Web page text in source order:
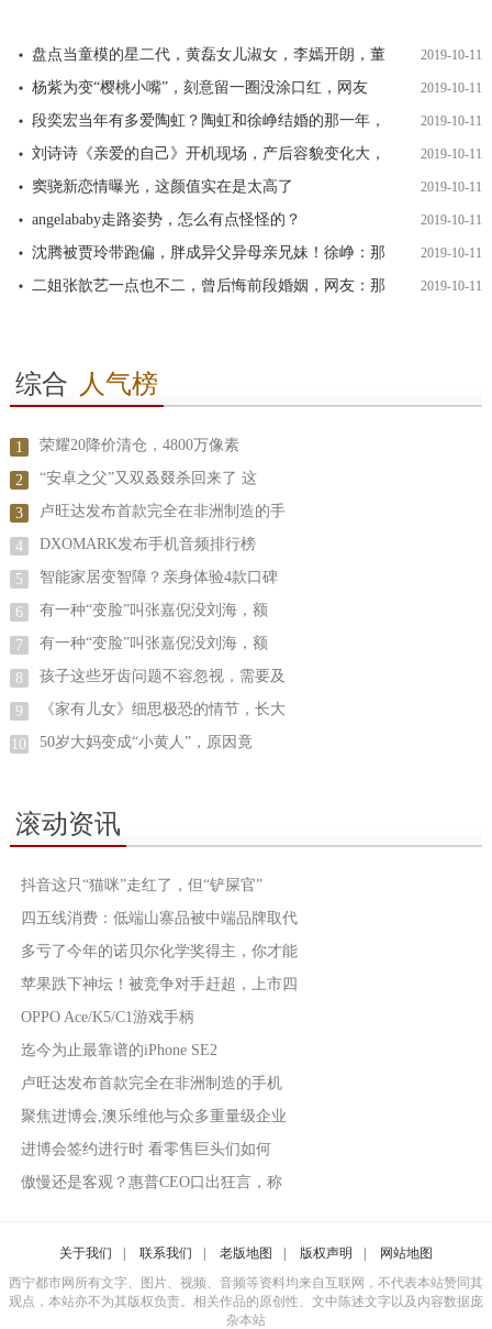
盘点当童模的星二代，黄磊女儿淑女，李嫣开朗，董 2019-10-11
杨紫为变“樱桃小嘴”，刻意留一圈没涂口红，网友 2019-10-11
段奕宏当年有多爱陶虹？陶虹和徐峥结婚的那一年， 2019-10-11
刘诗诗《亲爱的自己》开机现场，产后容貌变化大， 2019-10-11
窦骁新恋情曝光，这颜值实在是太高了 2019-10-11
angelababy走路姿势，怎么有点怪怪的？ 2019-10-11
沈腾被贾玲带跑偏，胖成异父异母亲兄妹！徐峥：那 2019-10-11
二姐张歆艺一点也不二，曾后悔前段婚姻，网友：那 2019-10-11
综合 人气榜
1 荣耀20降价清仓，4800万像素
2 “安卓之父”又双叒叕杀回来了 这
3 卢旺达发布首款完全在非洲制造的手
4 DXOMARK发布手机音频排行榜
5 智能家居变智障？亲身体验4款口碑
6 有一种“变脸”叫张嘉倪没刘海，额
7 有一种“变脸”叫张嘉倪没刘海，额
8 孩子这些牙齿问题不容忽视，需要及
9 《家有儿女》细思极恐的情节，长大
10 50岁大妈变成“小黄人”，原因竟
滚动资讯
抖音这只“猫咪”走红了，但“铲屎官”
四五线消费：低端山寨品被中端品牌取代
多亏了今年的诺贝尔化学奖得主，你才能
苹果跌下神坛！被竞争对手赶超，上市四
OPPO Ace/K5/C1游戏手柄
迄今为止最靠谱的iPhone SE2
卢旺达发布首款完全在非洲制造的手机
聚焦进博会,澳乐维他与众多重量级企业
进博会签约进行时 看零售巨头们如何
傲慢还是客观？惠普CEO口出狂言，称
关于我们 联系我们 老版地图 版权声明
网站地图
西宁都市网所有文字、图片、视频、音频等资料均来自互联网，不代表本站赞同其
观点，本站亦不为其版权负责。相关作品的原创性、文中陈述文字以及内容数据庞
杂本站